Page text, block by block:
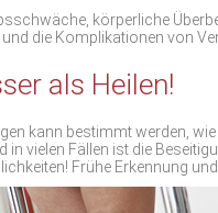
körperliche
die Komplikationen von
als Heilen!
kann bestimmt werden,
in vielen Fällen ist die
Frühe Erkennung